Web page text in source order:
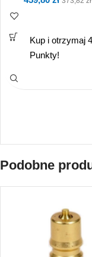
Kup i otrzymaj
Punkty!
Podobne